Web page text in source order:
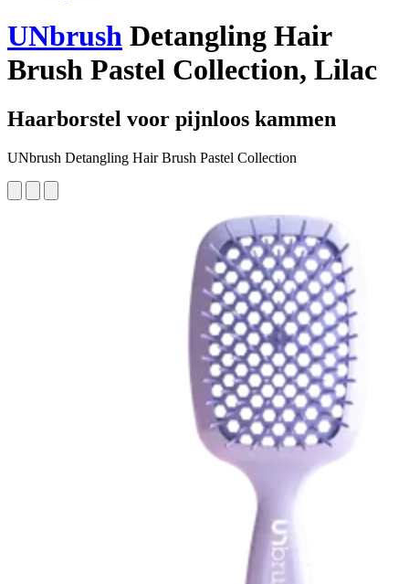
UNbrush Detangling Hair
Brush Pastel Collection, Lilac
Haarborstel voor pijnloos kammen
UNbrush Detangling Hair Brush Pastel Collection